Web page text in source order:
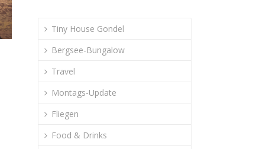
Tiny House Gondel
Bergsee-Bungalow
Travel
Montags-Update
Fliegen
Food & Drinks